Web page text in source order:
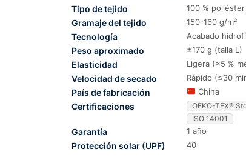
Tipo de tejido 100 %
Gramaje del tejido 150-160 g/m²
Tecnología Acabado
Peso aproximado ±170 g (talla L)
Elasticidad Ligera (≈5 %
Velocidad de secado Rápido (≤30
País de fabricación China
Certificaciones OEKO-TEX®
ISO 14001
Garantía 1 año
Protección solar (UPF) 40